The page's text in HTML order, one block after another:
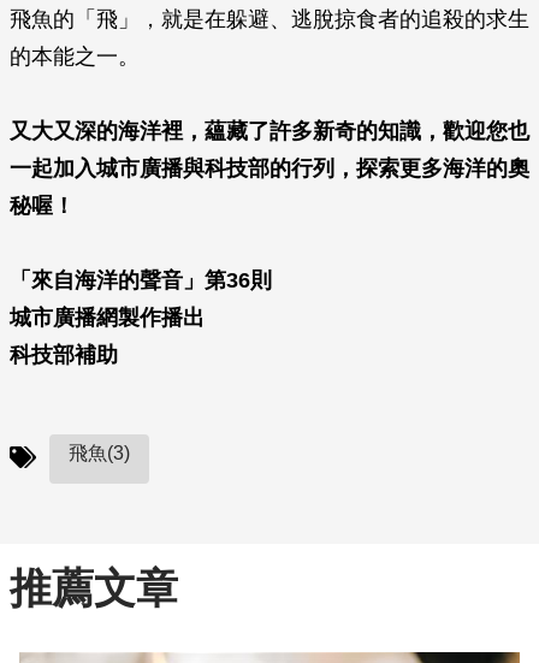
飛魚的「飛」，就是在躲避、逃脫掠食者的追殺的求生
的本能之一。
又大又深的海洋裡，蘊藏了許多新奇的知識，歡迎您也
一起加入城市廣播與科技部的行列，探索更多海洋的奧
秘喔！
「來自海洋的聲音」第36則
城市廣播網製作播出
科技部補助
飛魚(3)
推薦文章